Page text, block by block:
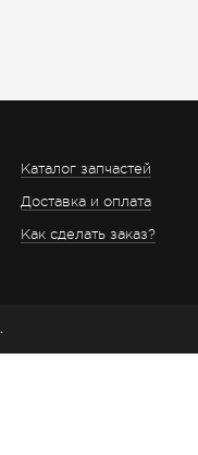
Каталог запчастей
Доставка и оплата
Как сделать заказ?